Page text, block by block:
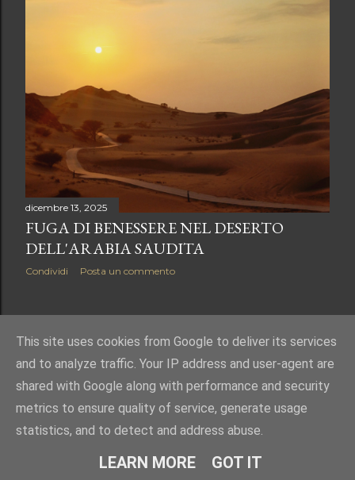
dicembre 13, 2025
FUGA DI BENESSERE NEL DESERTO
DELL'ARABIA SAUDITA
Condividi Posta un commento
POST PIÙ VECCHI
Powered by Blogger
This site uses cookies from Google to deliver its services
and to analyze traffic. Your IP address and user-agent are
shared with Google along with performance and security
metrics to ensure quality of service, generate usage
statistics, and to detect and address abuse.
LEARN MORE GOT IT